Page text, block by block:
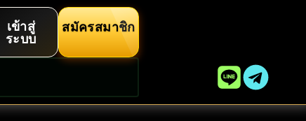
เข้าสู่
ระบบ
สมัครสมาชิก